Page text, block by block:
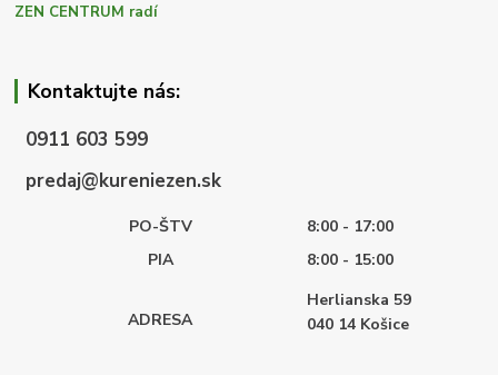
ZEN CENTRUM radí
Kontaktujte nás:
0911 603 599
predaj@kureniezen.sk
PO-ŠTV
8:00 - 17:00
PIA
8:00 - 15:00
ADRESA
Herlianska 59
040 14 Košice